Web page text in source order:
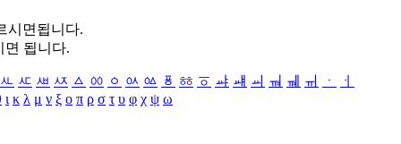
시면됩니다.
면 됩니다.
ㅻ ㅼ ㅽ ㅾ ㅿ ㆀ ㆁ ㆂ ㆃ ㆄ ㆅ ㆆ ㆇ ㆈ ㆉ ㆊ ㆋ ㆌ ㆍ
ㆎ
ι κ λ μ ν ξ ο π ρ σ τ υ φ χ ψ ω